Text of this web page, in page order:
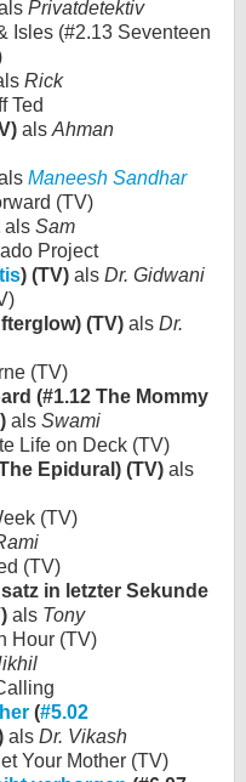
Privatdetektiv
Isles (#2.13 Seventeen
Rick
Ted
als Ahman
Maneesh Sandhar
(TV)
als Sam
Project
) (TV) als Dr. Gidwani
(TV) als Dr.
(TV)
(#1.12 The Mommy
als Swami
Life on Deck (TV)
Epidural) (TV) als
(TV)
(TV)
in letzter Sekunde
als Tony
Hour (TV)
(#5.02
als Dr. Vikash
Your Mother (TV)